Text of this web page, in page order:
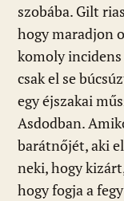
szobába. Gilt
hogy maradjon
komoly
csak el se
egy éjszakai
Asdodban.
barátnőjét, aki
neki, hogy
hogy fogja a